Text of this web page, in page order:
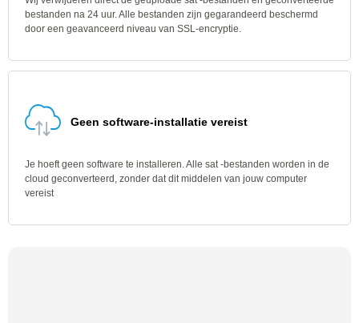
bestanden na 24 uur. Alle bestanden zijn gegarandeerd beschermd
door een geavanceerd niveau van SSL-encryptie.
Geen software-installatie vereist
Je hoeft geen software te installeren. Alle sat -bestanden worden in de
cloud geconverteerd, zonder dat dit middelen van jouw computer
vereist